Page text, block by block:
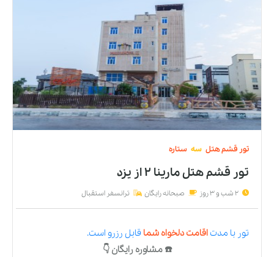
تور قشمهتل سه ستاره
تور قشم هتل مارینا 2 از یزد
2 شب و 3 روز صبحانه رایگان ترانسفر استقبال
تور با مدتاقامت دلخواه شما قابل رزرو است.
☎️ مشاوره رایگان 👇